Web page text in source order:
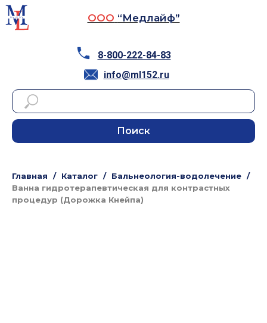
ООО “Медлайф”
info@ml152.ru
8-800-222-84-83
Поиск
Главная Каталог
Бальнеология-водолечение
Ванна гидротерапевтическая для контрастных
процедур (Дорожка Кнейпа)